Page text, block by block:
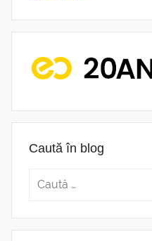
Caută în blog